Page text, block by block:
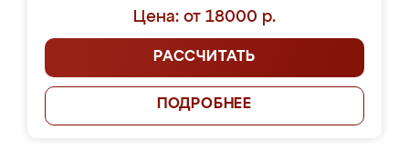
Цена: от 18000 р.
РАССЧИТАТЬ
ПОДРОБНЕЕ